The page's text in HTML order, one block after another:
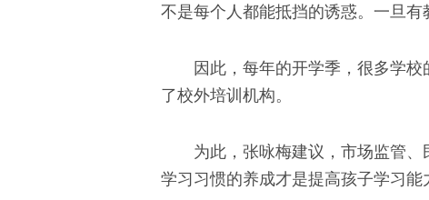
不是每个人都能抵挡的诱惑。一旦有
因此，每年的开学季，很多学校
了校外培训机构。
为此，张咏梅建议，市场监管、
学习习惯的养成才是提高孩子学习能